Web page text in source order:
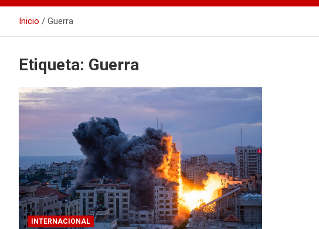
Inicio Guerra
Etiqueta: Guerra
INTERNACIONAL